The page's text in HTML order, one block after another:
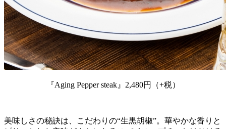
『Aging Pepper steak』2,480円（+税）
美味しさの秘訣は、こだわりの“生黒胡椒”。華やかな香りと